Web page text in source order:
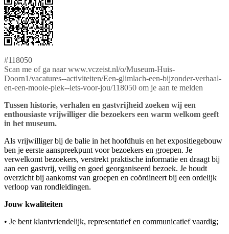
#118050
Scan me of ga naar www.vczeist.nl/o/Museum-Huis-
Doorn1/vacatures--activiteiten/Een-glimlach-een-bijzonder-verhaal-
en-een-mooie-plek--iets-voor-jou/118050 om je aan te melden
Tussen historie, verhalen en gastvrijheid zoeken wij een
enthousiaste vrijwilliger die bezoekers een warm welkom geeft
in het museum.
Als vrijwilliger bij de balie in het hoofdhuis en het expositiegebouw
ben je eerste aanspreekpunt voor bezoekers en groepen. Je
verwelkomt bezoekers, verstrekt praktische informatie en draagt bij
aan een gastvrij, veilig en goed georganiseerd bezoek. Je houdt
overzicht bij aankomst van groepen en coördineert bij een ordelijk
verloop van rondleidingen.
Jouw kwaliteiten
• Je bent klantvriendelijk, representatief en communicatief vaardig;